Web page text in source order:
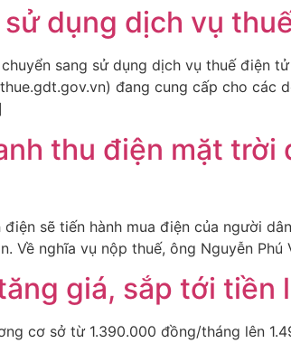
dụng dịch vụ
sang sử dụng dịch vụ thuế điện
đang cung cấp cho các
thu điện mặt
sẽ tiến hành mua điện của người
Về nghĩa vụ nộp thuế, ông Nguyễn
giá, sắp tới tiền
cơ sở từ 1.390.000 đồng/tháng lên